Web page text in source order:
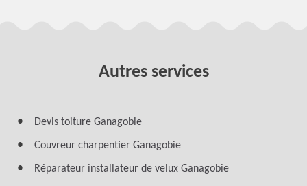
Autres services
Devis toiture Ganagobie
Couvreur charpentier Ganagobie
Réparateur installateur de velux Ganagobie